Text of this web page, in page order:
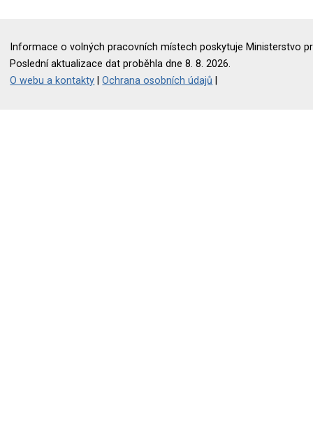
Informace o volných pracovních místech poskytuje Ministerstvo
Poslední aktualizace dat proběhla dne 8. 8. 2026.
O webu a kontakty |Ochrana osobních údajů